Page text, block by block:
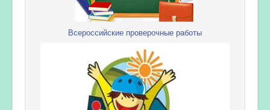
Всероссийские проверочные работы